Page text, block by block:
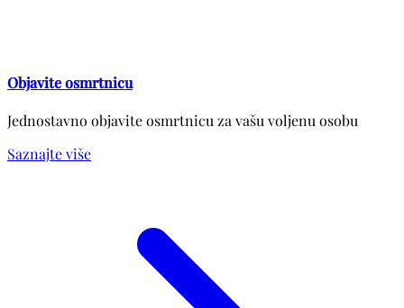
Objavite osmrtnicu
Jednostavno objavite osmrtnicu za vašu voljenu osobu
Saznajte više